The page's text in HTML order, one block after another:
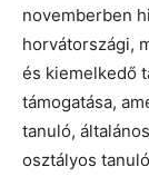
novemberben
horvátországi,
és kiemelkedő
támogatása,
tanuló,
osztályos